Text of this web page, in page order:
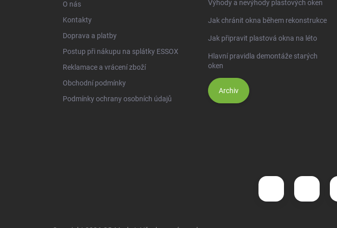
O nás
Kontakty
Doprava a platby
Postup při nákupu na splátky ESSOX
Reklamace a vrácení zboží
Obchodní podmínky
Podmínky ochrany osobních údajů
Výhody a nevýhody plastových oken
Jak chránit okna během rekonstrukce
Jak připravit plastová okna na léto
Hlavní pravidla demontáže starých
oken
Archiv